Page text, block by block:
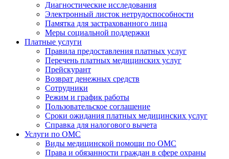
Диагностические исследования
Электронный листок нетрудоспособности
Памятка для застрахованного лица
Меры социальной поддержки
Платные услуги
Правила предоставления платных услуг
Перечень платных медицинских услуг
Прейскурант
Возврат денежных средств
Сотрудники
Режим и график работы
Пользовательское соглашение
Сроки ожидания платных медицинских услуг
Справка для налогового вычета
Услуги по ОМС
Виды медицинской помощи по ОМС
Права и обязанности граждан в сфере охраны